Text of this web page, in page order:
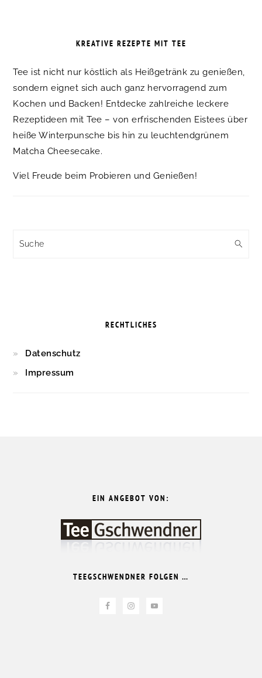
KREATIVE REZEPTE MIT TEE
Tee ist nicht nur köstlich als Heißgetränk zu genießen,
sondern eignet sich auch ganz hervorragend zum
Kochen und Backen! Entdecke zahlreiche leckere
Rezeptideen mit Tee – von erfrischenden Eistees über
heiße Winterpunsche bis hin zu leuchtendgrünem
Matcha Cheesecake.
Viel Freude beim Probieren und Genießen!
Suche
RECHTLICHES
Datenschutz
Impressum
EIN ANGEBOT VON:
TEEGSCHWENDNER FOLGEN …